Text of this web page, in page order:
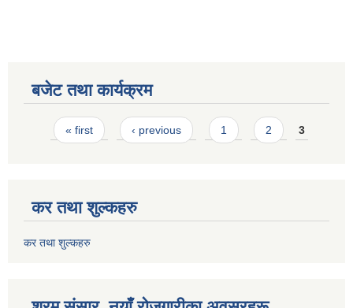
बजेट तथा कार्यक्रम
Pages
« first ‹ previous 1 2 3
कर तथा शुल्कहरु
कर तथा शुल्कहरु